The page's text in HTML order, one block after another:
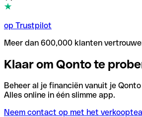
op Trustpilot
Meer dan 600,000 klanten
Klaar om Qonto te
Beheer al je financiën vanuit je
Alles online in één slimme app.
Neem contact op met het